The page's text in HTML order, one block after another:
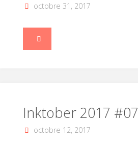
octobre 31, 2017
"Inktober
Inktober 2017 #07
octobre 12, 2017